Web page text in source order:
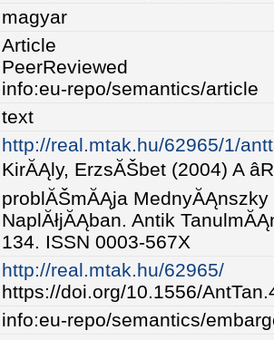
magyar
Article
PeerReviewed
info:eu-repo/semantics/article
text
http://real.mtak.hu/62965/1/
KirĂĄly, ErzsĂŠbet (2004) A
problĂŠmĂĄja MednyĂĄnszky
NaplĂłjĂĄban. Antik
134. ISSN 0003-567X
http://real.mtak.hu/62965/
https://doi.org/10.1556/
info:eu-repo/semantics/